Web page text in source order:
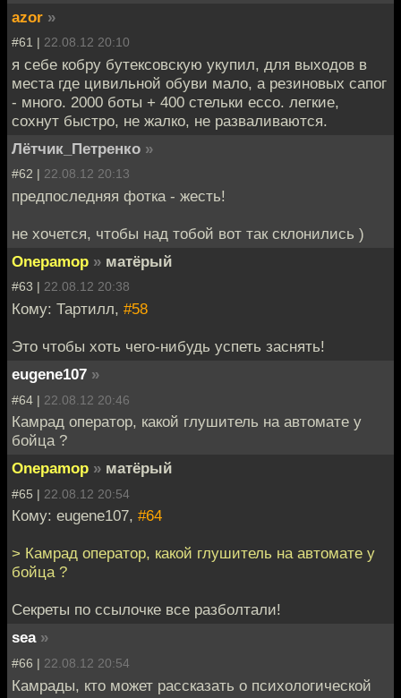
azor »
#61 | 22.08.12 20:10
я себе кобру бутексовскую укупил, для выходов в
места где цивильной обуви мало, а резиновых сапог
- много. 2000 боты + 400 стельки ессо. легкие,
сохнут быстро, не жалко, не разваливаются.
Лётчик_Петренко »
#62 | 22.08.12 20:13
предпоследняя фотка - жесть!
не хочется, чтобы над тобой вот так склонились )
Onepamop » матёрый
#63 | 22.08.12 20:38
Кому: Тартилл, #58
Это чтобы хоть чего-нибудь успеть заснять!
eugene107 »
#64 | 22.08.12 20:46
Камрад оператор, какой глушитель на автомате у
бойца ?
Onepamop » матёрый
#65 | 22.08.12 20:54
Кому: eugene107, #64
> Камрад оператор, какой глушитель на автомате у
бойца ?
Секреты по ссылочке все разболтали!
sea »
#66 | 22.08.12 20:54
Камрады, кто может рассказать о психологической